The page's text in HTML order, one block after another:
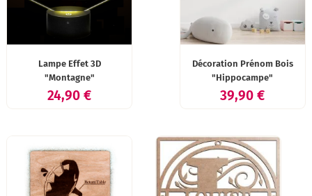
Lampe Effet 3D
"Montagne"
Prix
24,90 €
Décoration Prénom Bois
"Hippocampe"
Prix
39,90 €